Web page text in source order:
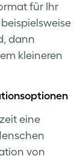
für Ihr
dann
kleineren
eine
von